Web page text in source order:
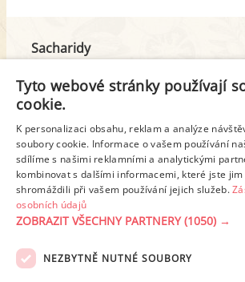
Sacharidy
Tuk
z toho nas. mastné kyseliny
Detailní rozpis
Tyto webové stránky používají
cookie.
K personalizaci obsahu, reklam a analýze
soubory cookie. Informace o vašem používání
sdílíme s našimi reklamními a analytickými
kombinovat s dalšími informacemi, které jste
shromáždili při vašem používání jejich služeb.
osobních údajů
ZOBRAZIT VŠECHNY PARTNERY(1050) →
NEZBYTNĚ NUTNÉ SOUBORY